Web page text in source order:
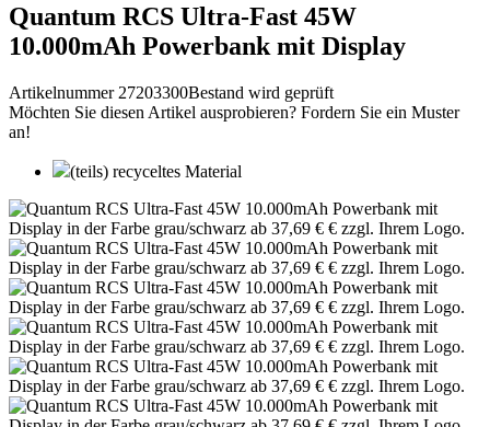
Quantum RCS Ultra-Fast 45W
10.000mAh Powerbank mit Display
Artikelnummer 27203300Bestand wird geprüft
Möchten Sie diesen Artikel ausprobieren? Fordern Sie ein Muster
an!
(teils) recyceltes Material